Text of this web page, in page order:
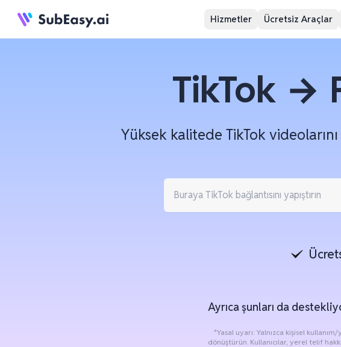
Hizmetler Ücretsiz Araçlar
TikTok →
Yüksek kalitede TikTok
Ayrıca şunları da
*Yasal uyarı: Yalnızca kişisel
dönüştürün. Kullanıcılar, yerel telif